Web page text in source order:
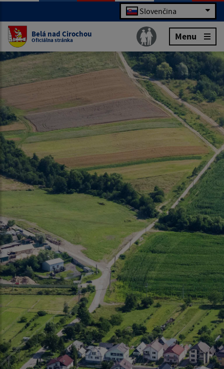
Slovenčina
Belá nad Cirochou
Oficiálna stránka Menu